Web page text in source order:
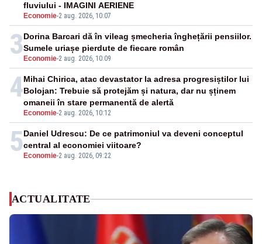
Economie-2 aug. 2026, 10:07
fluviului - IMAGINI AERIENE
3 Economie-2 aug. 2026, 10:09
Dorina Barcari dă în vileag șmecheria înghețării pensiilor.
Sumele uriașe pierdute de fiecare român
4
Economie-2 aug. 2026, 10:12
Mihai Chirica, atac devastator la adresa progresiștilor lui
Bolojan: Trebuie să protejăm și natura, dar nu șținem
omaneii în stare permanentă de alertă
5 Economie-2 aug. 2026, 09:22
Daniel Udrescu: De ce patrimoniul va deveni conceptul
central al economiei viitoare?
ACTUALITATE